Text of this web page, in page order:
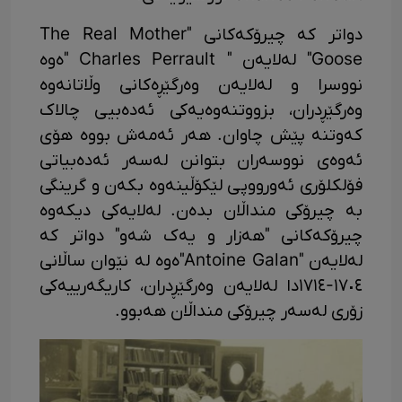
دواتر کە چیرۆکەکانی "The Real Mother
Goose" لەلایەن " Charles Perrault "ەوە
نووسرا و لەلایەن وەرگێڕەکانی وڵاتانەوە
وەرگێڕدران، بزووتنەوەیەکی ئەدەبیی چالاک
کەوتنە پێش چاوان. هەر ئەمەش بووە هۆی
ئەوەی نووسەران بتوانن لەسەر ئەدەبیاتی
فۆلکلۆری ئەورووپی لێکۆڵینەوە بکەن و گرینگی
بە چیرۆکی منداڵان بدەن. لەلایەکی دیکەوە
چیرۆکەکانی "هەزار و یەک شەو" دواتر کە
لەلایەن "Antoine Galan"ەوە لە نێوان ساڵانی
١٧٠٤-١٧١٤دا لەلایەن وەرگێڕدران، کاریگەرییەکی
زۆری لەسەر چیرۆکی منداڵان هەبوو.